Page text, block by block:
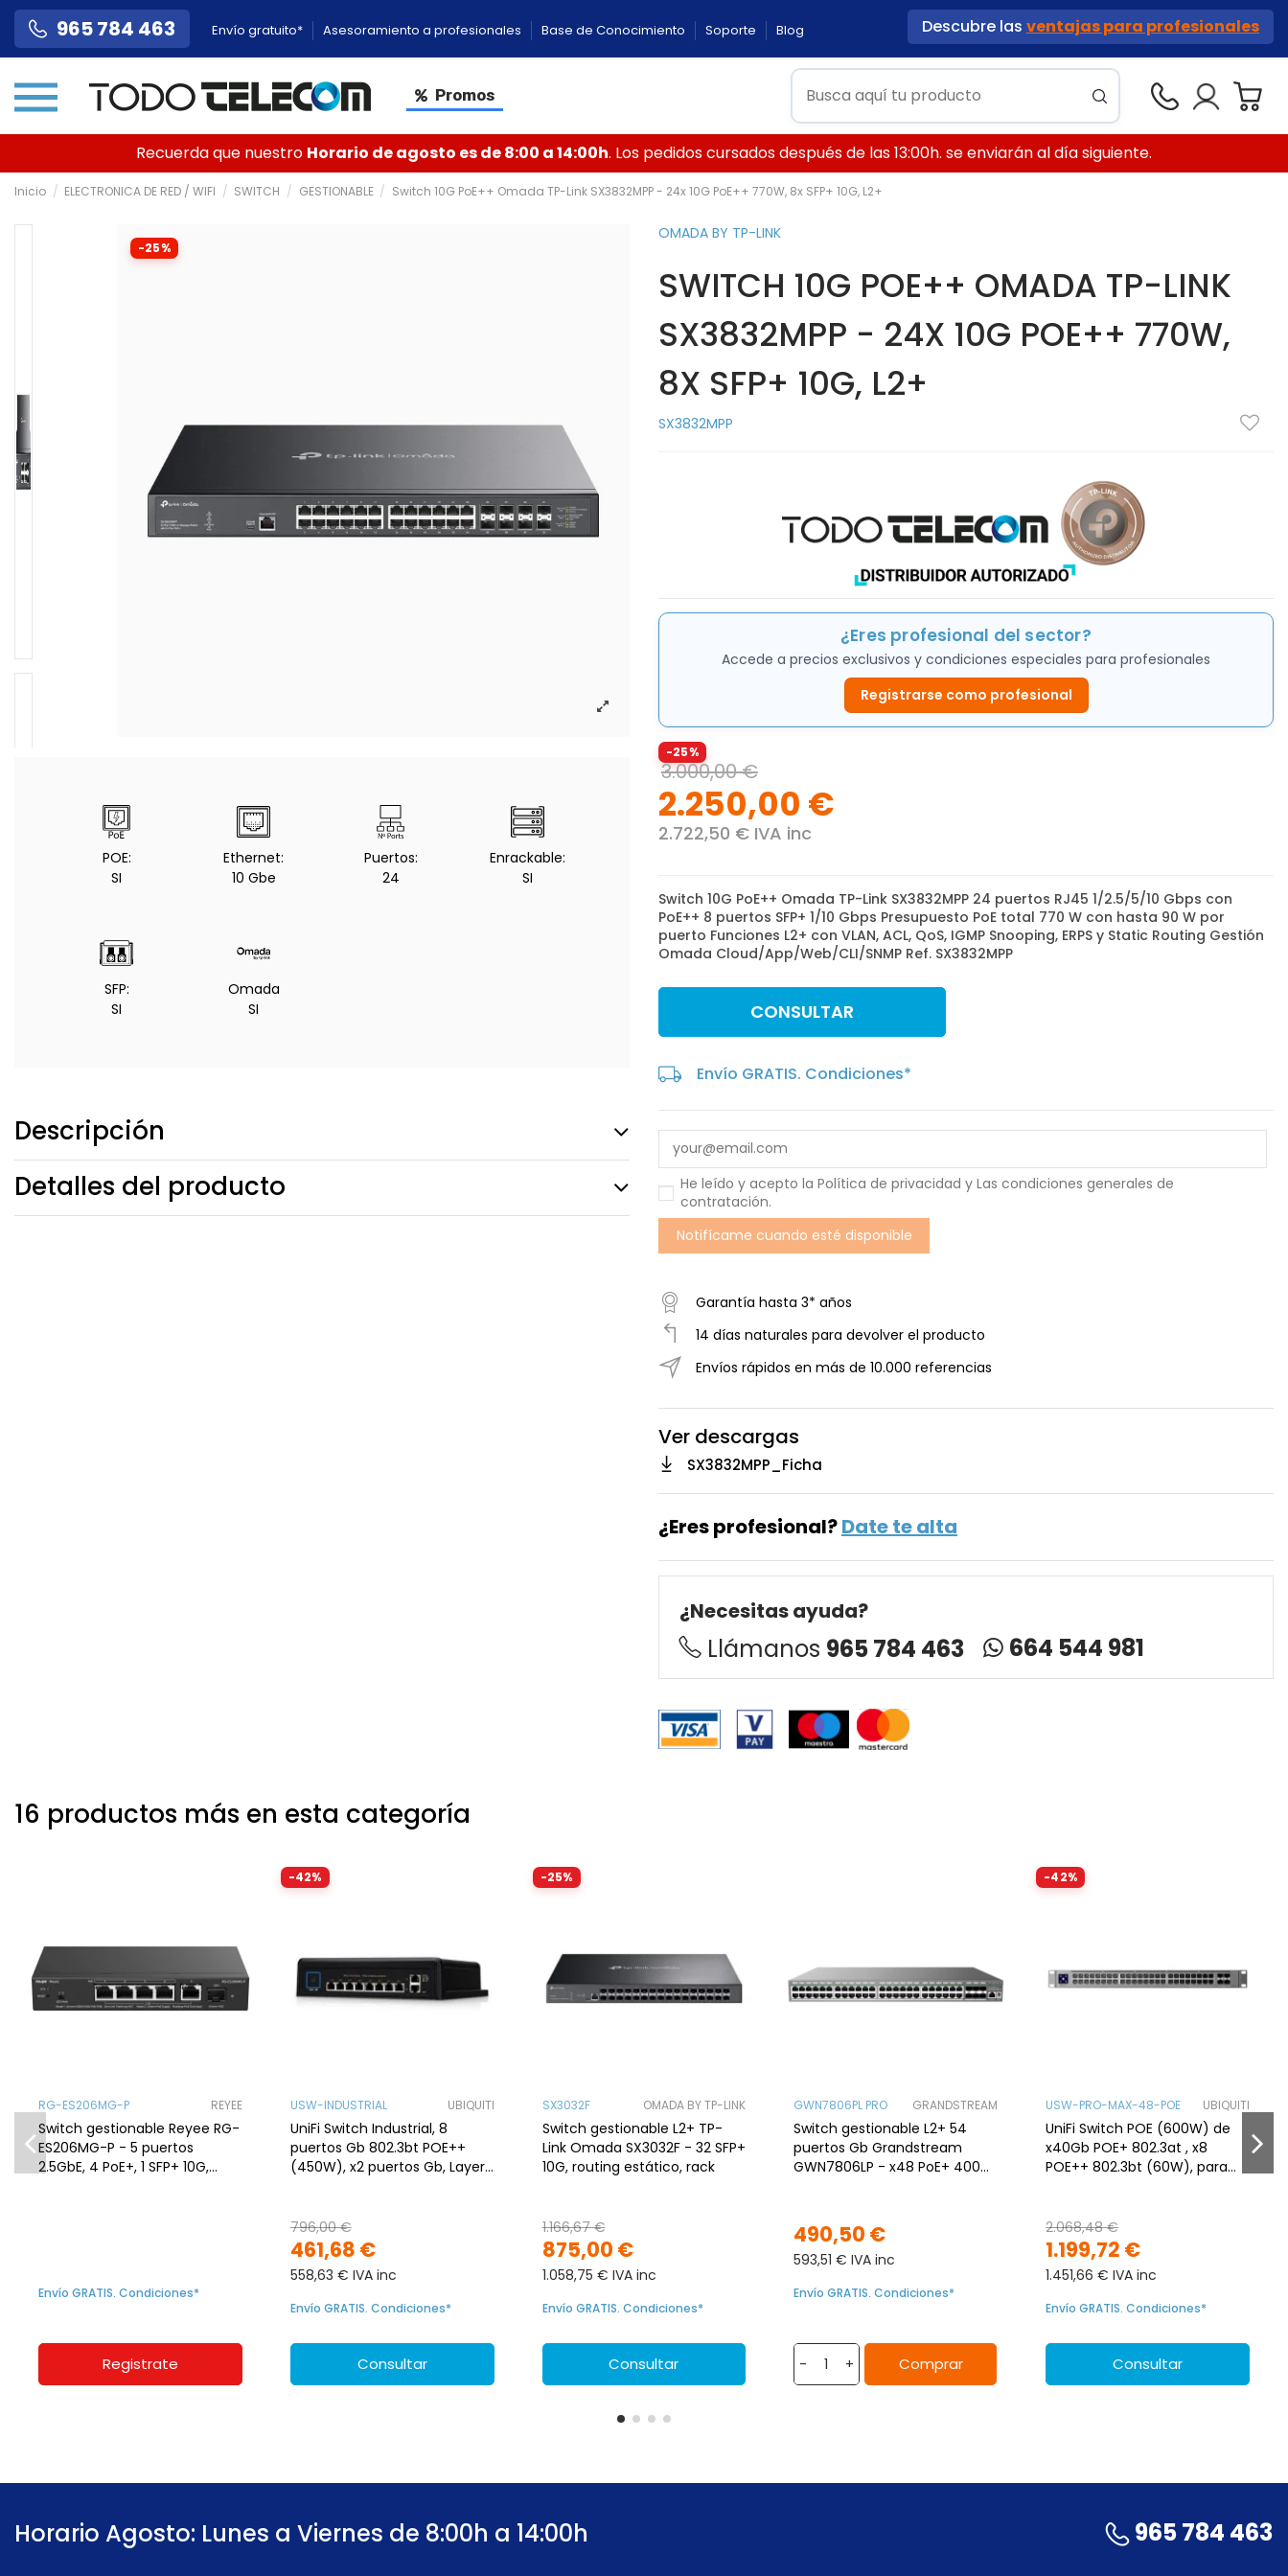
965 784 463 Envío gratuito* Asesoramiento a profesionales Base de Conocimiento Soporte Blog Descubre las ventajas para profesionales
Promos
Recuerda que nuestro Horario de agosto es de 8:00 a 14:00h. Los pedidos cursados después de las 13:00h. se enviarán al día siguiente.
Inicio ELECTRONICA DE RED / WIFI SWITCH GESTIONABLE Switch 10G PoE++ Omada TP-Link SX3832MPP - 24x 10G PoE++ 770W, 8x SFP+ 10G, L2+
-25%
POE:
SI
Ethernet:
10 Gbe
Puertos:
24
Enrackable:
SI
SFP:
SI
Omada
SI
Descripción
Detalles del producto
OMADA BY TP-LINK
SWITCH 10G POE++ OMADA TP-LINK
SX3832MPP - 24X 10G POE++ 770W,
8X SFP+ 10G, L2+
SX3832MPP
¿Eres profesional del sector?
Accede a precios exclusivos y condiciones especiales para profesionales
Registrarse como profesional
-25%
3.000,00 €
2.250,00 €
2.722,50 € IVA inc
Switch 10G PoE++ Omada TP-Link SX3832MPP 24 puertos RJ45 1/2.5/5/10 Gbps con
PoE++ 8 puertos SFP+ 1/10 Gbps Presupuesto PoE total 770 W con hasta 90 W por
puerto Funciones L2+ con VLAN, ACL, QoS, IGMP Snooping, ERPS y Static Routing Gestión
Omada Cloud/App/Web/CLI/SNMP Ref. SX3832MPP
CONSULTAR
Envío GRATIS. Condiciones*
He leído y acepto la Política de privacidad y Las condiciones generales de
contratación.
Garantía hasta 3* años
14 días naturales para devolver el producto
Envíos rápidos en más de 10.000 referencias
Ver descargas
SX3832MPP_Ficha
¿Eres profesional?Date te alta
¿Necesitas ayuda?
Llámanos 965 784 463 664 544 981
16 productos más en esta categoría
RG-ES206MG-P REYEE
Switch gestionable Reyee RG-
ES206MG-P - 5 puertos
2.5GbE, 4 PoE+, 1 SFP+ 10G,
Envío GRATIS. Condiciones*
Registrate
-42%
USW-INDUSTRIAL UBIQUITI
UniFi Switch Industrial, 8
puertos Gb 802.3bt POE++
(450W), x2 puertos Gb, Layer
461,68 €
796,00 €
558,63 € IVA inc
Envío GRATIS. Condiciones*
Consultar
-25%
SX3032F OMADA BY TP-LINK
Switch gestionable L2+ TP-
Link Omada SX3032F - 32 SFP+
10G, routing estático, rack
875,00 €
1.166,67 €
1.058,75 € IVA inc
Envío GRATIS. Condiciones*
Consultar
GWN7806PL PRO GRANDSTREAM
Switch gestionable L2+ 54
puertos Gb Grandstream
GWN7806LP - x48 PoE+ 400W,
490,50 €
593,51 € IVA inc
Envío GRATIS. Condiciones*
- + Comprar
-42%
USW-PRO-MAX-48-POE UBIQUITI
UniFi Switch POE (600W) de
x40Gb POE+ 802.3at , x8
POE++ 802.3bt (60W), para
1.199,72 €
2.068,48 €
1.451,66 € IVA inc
Envío GRATIS. Condiciones*
Consultar
Horario Agosto: Lunes a Viernes de 8:00h a 14:00h 965 784 463